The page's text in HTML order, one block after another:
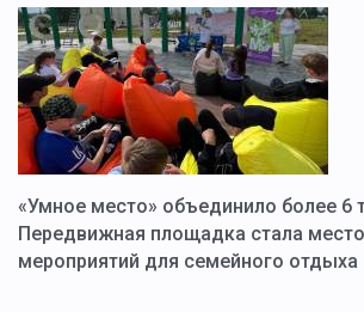
«Умное место» объединило более 6
Передвижная площадка стала
мероприятий для семейного отдыха